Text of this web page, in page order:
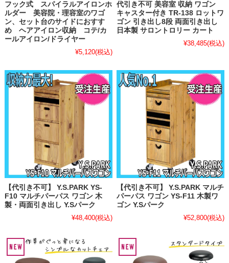
フック式 スパイラルアイロンホ
ルダー 美容院・理容室のワゴ
ン、セット台のサイドにおすす
め ヘアアイロン収納 コテ/カ
ールアイロン/ドライヤー
¥5,120(税込)
代引き不可 美容室 収納 ワゴン
キャスター付き TR-138 ロットワ
ゴン 引き出し8段 両面引き出し
日本製 サロントロリー カート
¥38,485(税込)
【代引き不可】 Y.S.PARK YS-
F10 マルチパーパス ワゴン 木
製・両面引き出し Y.Sパーク
¥48,400(税込)
【代引き不可】 Y.S.PARK マルチ
パーパス ワゴン YS-F11 木製ワ
ゴン Y.Sパーク
¥52,800(税込)